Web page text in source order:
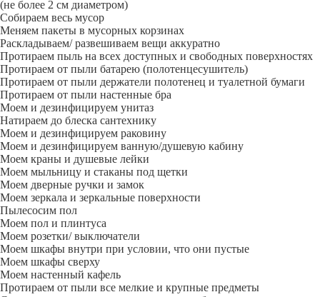
(не более 2 см диаметром)
Собираем весь мусор
Меняем пакеты в мусорных корзинах
Раскладываем/ развешиваем вещи аккуратно
Протираем пыль на всех доступных и свободных поверхностях
Протираем от пыли батарею (полотенцесушитель)
Протираем от пыли держатели полотенец и туалетной бумаги
Протираем от пыли настенные бра
Моем и дезинфицируем унитаз
Натираем до блеска сантехнику
Моем и дезинфицируем раковину
Моем и дезинфицируем ванную/душевую кабину
Моем краны и душевые лейки
Моем мыльницу и стаканы под щетки
Моем дверные ручки и замок
Моем зеркала и зеркальные поверхности
Пылесосим пол
Моем пол и плинтуса
Моем розетки/ выключатели
Моем шкафы внутри при условии, что они пустые
Моем шкафы сверху
Моем настенный кафель
Протираем от пыли все мелкие и крупные предметы